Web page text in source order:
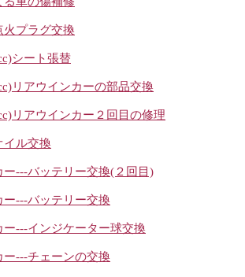
火プラグ交換
シート張替
リアウインカーの部品交換
リアウインカー２回目の修理
イル交換
ー---バッテリー交換(２回目)
ー---バッテリー交換
ー---インジケーター球交換
ー---チェーンの交換